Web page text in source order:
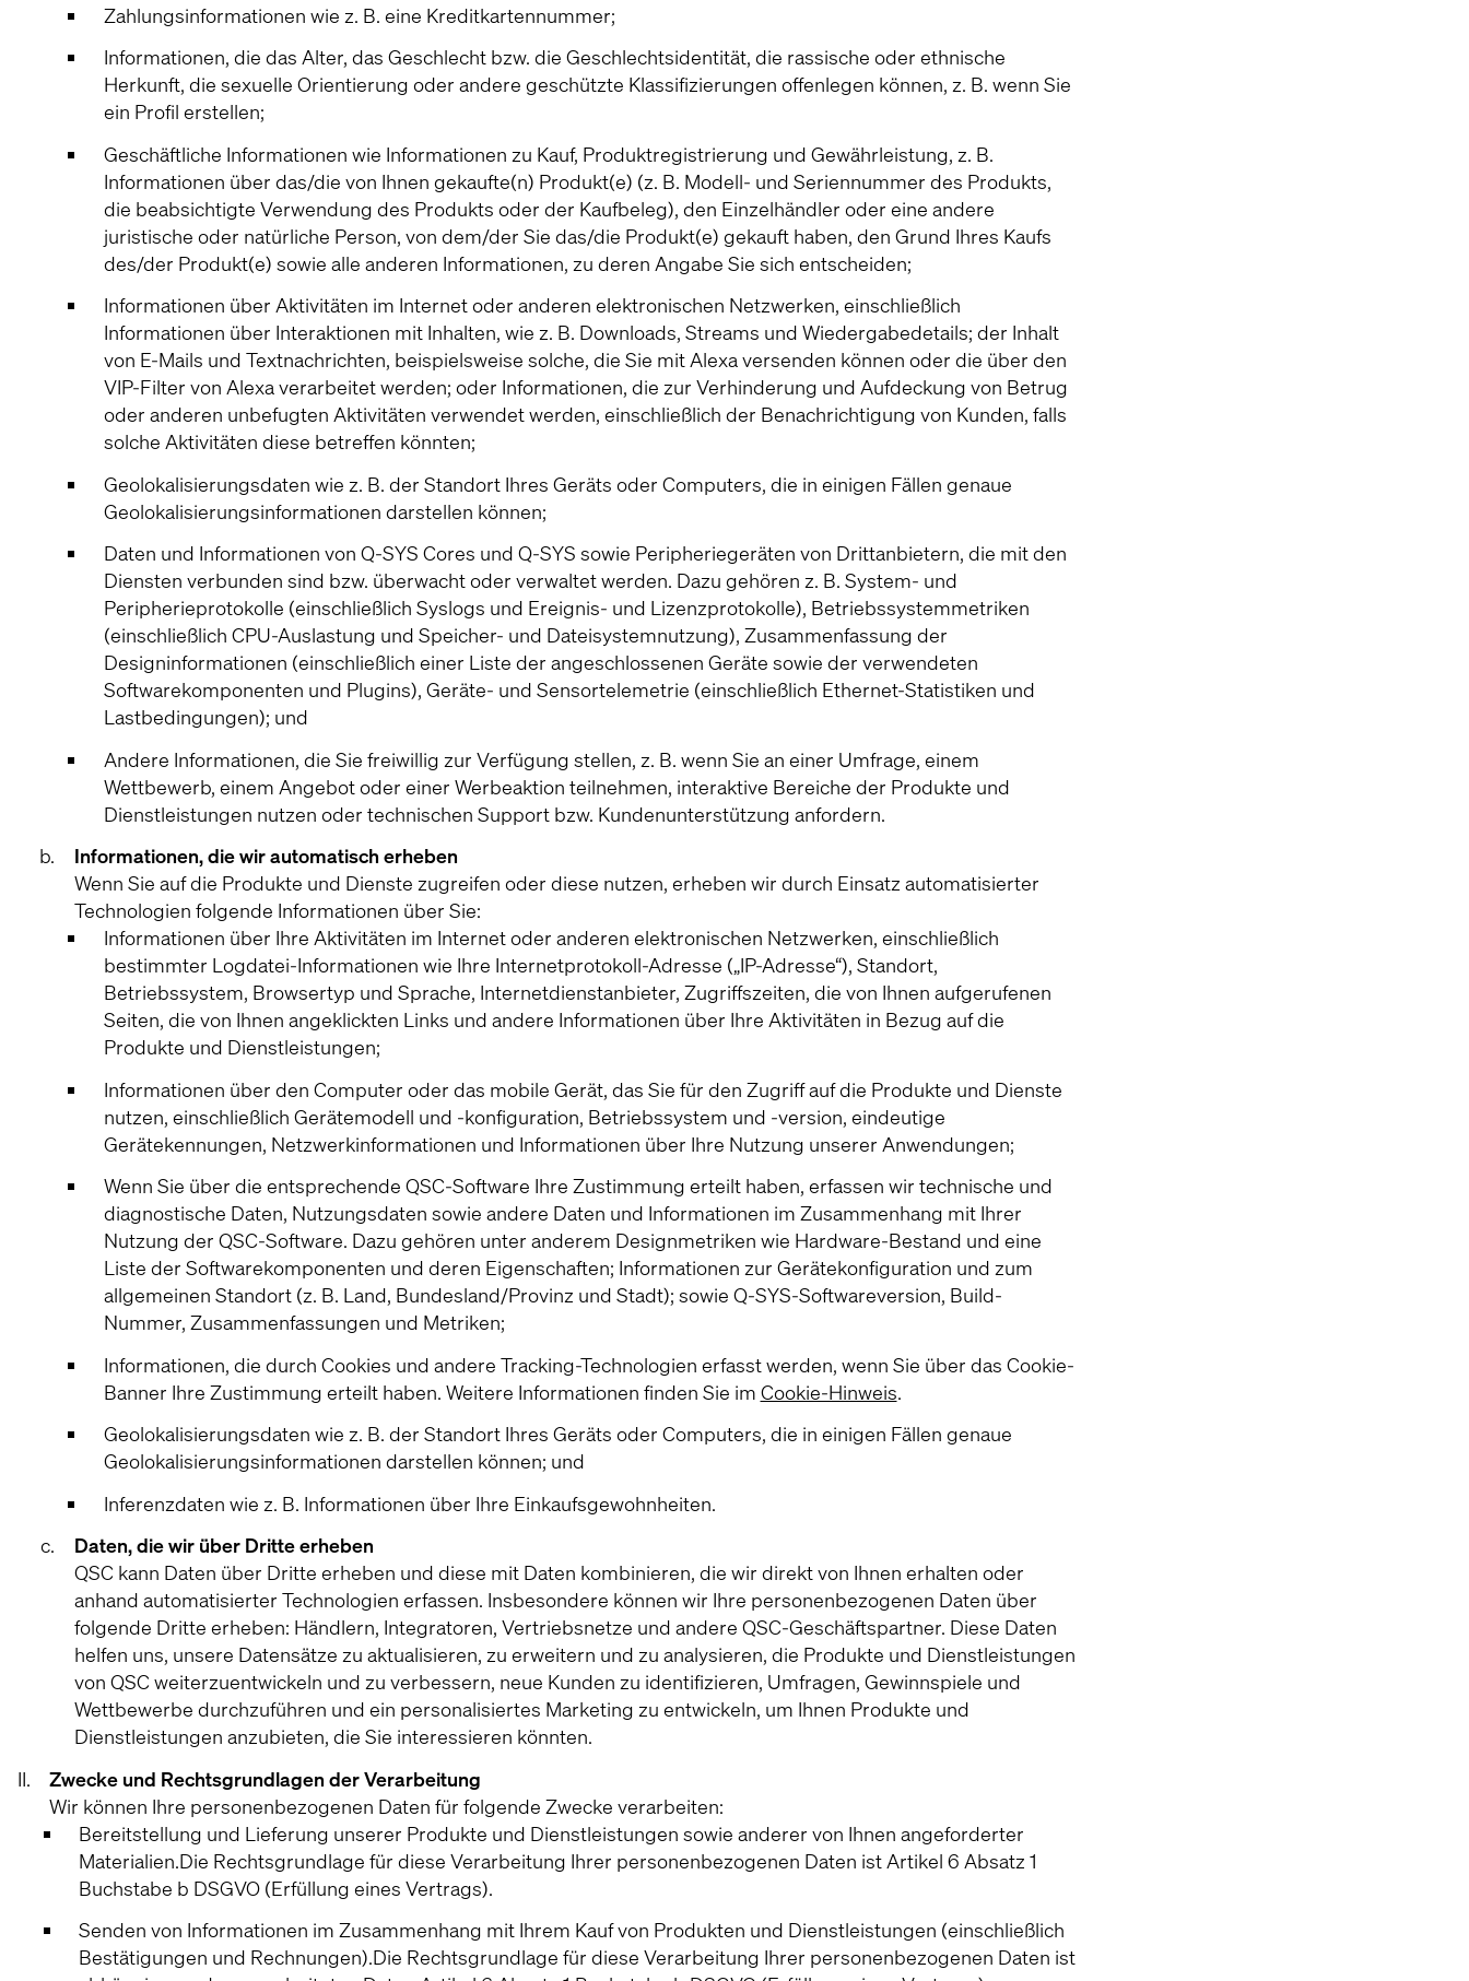
Zahlungsinformationen wie z. B. eine Kreditkartennummer;
Informationen, die das Alter, das Geschlecht bzw. die Geschlechtsidentität, die rassische oder ethnische
Herkunft, die sexuelle Orientierung oder andere geschützte Klassifizierungen offenlegen können, z. B. wenn Sie
ein Profil erstellen;
Geschäftliche Informationen wie Informationen zu Kauf, Produktregistrierung und Gewährleistung, z. B.
Informationen über das/die von Ihnen gekaufte(n) Produkt(e) (z. B. Modell- und Seriennummer des Produkts,
die beabsichtigte Verwendung des Produkts oder der Kaufbeleg), den Einzelhändler oder eine andere
juristische oder natürliche Person, von dem/der Sie das/die Produkt(e) gekauft haben, den Grund Ihres Kaufs
des/der Produkt(e) sowie alle anderen Informationen, zu deren Angabe Sie sich entscheiden;
Informationen über Aktivitäten im Internet oder anderen elektronischen Netzwerken, einschließlich
Informationen über Interaktionen mit Inhalten, wie z. B. Downloads, Streams und Wiedergabedetails; der Inhalt
von E-Mails und Textnachrichten, beispielsweise solche, die Sie mit Alexa versenden können oder die über den
VIP-Filter von Alexa verarbeitet werden; oder Informationen, die zur Verhinderung und Aufdeckung von Betrug
oder anderen unbefugten Aktivitäten verwendet werden, einschließlich der Benachrichtigung von Kunden, falls
solche Aktivitäten diese betreffen könnten;
Geolokalisierungsdaten wie z. B. der Standort Ihres Geräts oder Computers, die in einigen Fällen genaue
Geolokalisierungsinformationen darstellen können;
Daten und Informationen von Q-SYS Cores und Q-SYS sowie Peripheriegeräten von Drittanbietern, die mit den
Diensten verbunden sind bzw. überwacht oder verwaltet werden. Dazu gehören z. B. System- und
Peripherieprotokolle (einschließlich Syslogs und Ereignis- und Lizenzprotokolle), Betriebssystemmetriken
(einschließlich CPU-Auslastung und Speicher- und Dateisystemnutzung), Zusammenfassung der
Designinformationen (einschließlich einer Liste der angeschlossenen Geräte sowie der verwendeten
Softwarekomponenten und Plugins), Geräte- und Sensortelemetrie (einschließlich Ethernet-Statistiken und
Lastbedingungen); und
Andere Informationen, die Sie freiwillig zur Verfügung stellen, z. B. wenn Sie an einer Umfrage, einem
Wettbewerb, einem Angebot oder einer Werbeaktion teilnehmen, interaktive Bereiche der Produkte und
Dienstleistungen nutzen oder technischen Support bzw. Kundenunterstützung anfordern.
Informationen, die wir automatisch erheben
Wenn Sie auf die Produkte und Dienste zugreifen oder diese nutzen, erheben wir durch Einsatz automatisierter
Technologien folgende Informationen über Sie:
Informationen über Ihre Aktivitäten im Internet oder anderen elektronischen Netzwerken, einschließlich
bestimmter Logdatei-Informationen wie Ihre Internetprotokoll-Adresse („IP-Adresse“), Standort,
Betriebssystem, Browsertyp und Sprache, Internetdienstanbieter, Zugriffszeiten, die von Ihnen aufgerufenen
Seiten, die von Ihnen angeklickten Links und andere Informationen über Ihre Aktivitäten in Bezug auf die
Produkte und Dienstleistungen;
Informationen über den Computer oder das mobile Gerät, das Sie für den Zugriff auf die Produkte und Dienste
nutzen, einschließlich Gerätemodell und -konfiguration, Betriebssystem und -version, eindeutige
Gerätekennungen, Netzwerkinformationen und Informationen über Ihre Nutzung unserer Anwendungen;
Wenn Sie über die entsprechende QSC-Software Ihre Zustimmung erteilt haben, erfassen wir technische und
diagnostische Daten, Nutzungsdaten sowie andere Daten und Informationen im Zusammenhang mit Ihrer
Nutzung der QSC-Software. Dazu gehören unter anderem Designmetriken wie Hardware-Bestand und eine
Liste der Softwarekomponenten und deren Eigenschaften; Informationen zur Gerätekonfiguration und zum
allgemeinen Standort (z. B. Land, Bundesland/Provinz und Stadt); sowie Q-SYS-Softwareversion, Build-
Nummer, Zusammenfassungen und Metriken;
Informationen, die durch Cookies und andere Tracking-Technologien erfasst werden, wenn Sie über das Cookie-
Banner Ihre Zustimmung erteilt haben. Weitere Informationen finden Sie im Cookie-Hinweis.
Geolokalisierungsdaten wie z. B. der Standort Ihres Geräts oder Computers, die in einigen Fällen genaue
Geolokalisierungsinformationen darstellen können; und
Inferenzdaten wie z. B. Informationen über Ihre Einkaufsgewohnheiten.
Daten, die wir über Dritte erheben
QSC kann Daten über Dritte erheben und diese mit Daten kombinieren, die wir direkt von Ihnen erhalten oder
anhand automatisierter Technologien erfassen. Insbesondere können wir Ihre personenbezogenen Daten über
folgende Dritte erheben: Händlern, Integratoren, Vertriebsnetze und andere QSC-Geschäftspartner. Diese Daten
helfen uns, unsere Datensätze zu aktualisieren, zu erweitern und zu analysieren, die Produkte und Dienstleistungen
von QSC weiterzuentwickeln und zu verbessern, neue Kunden zu identifizieren, Umfragen, Gewinnspiele und
Wettbewerbe durchzuführen und ein personalisiertes Marketing zu entwickeln, um Ihnen Produkte und
Dienstleistungen anzubieten, die Sie interessieren könnten.
Zwecke und Rechtsgrundlagen der Verarbeitung
Wir können Ihre personenbezogenen Daten für folgende Zwecke verarbeiten:
Bereitstellung und Lieferung unserer Produkte und Dienstleistungen sowie anderer von Ihnen angeforderter
Materialien.Die Rechtsgrundlage für diese Verarbeitung Ihrer personenbezogenen Daten ist Artikel 6 Absatz 1
Buchstabe b DSGVO (Erfüllung eines Vertrags).
Senden von Informationen im Zusammenhang mit Ihrem Kauf von Produkten und Dienstleistungen (einschließlich
Bestätigungen und Rechnungen).Die Rechtsgrundlage für diese Verarbeitung Ihrer personenbezogenen Daten ist